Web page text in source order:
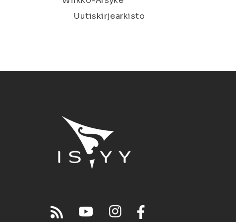
Uutiskirjearkisto